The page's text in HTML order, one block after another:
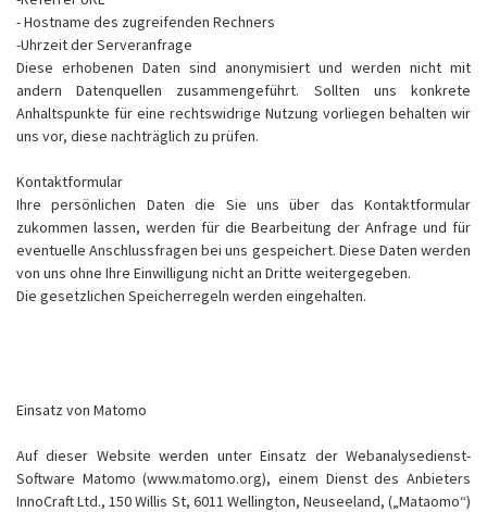
- Hostname des zugreifenden Rechners
-Uhrzeit der Serveranfrage
Diese erhobenen Daten sind anonymisiert und werden nicht mit
andern Datenquellen zusammengeführt. Sollten uns konkrete
Anhaltspunkte für eine rechtswidrige Nutzung vorliegen behalten wir
uns vor, diese nachträglich zu prüfen.
Kontaktformular
Ihre persönlichen Daten die Sie uns über das Kontaktformular
zukommen lassen, werden für die Bearbeitung der Anfrage und für
eventuelle Anschlussfragen bei uns gespeichert. Diese Daten werden
von uns ohne Ihre Einwilligung nicht an Dritte weitergegeben.
Die gesetzlichen Speicherregeln werden eingehalten.
Einsatz von Matomo
Auf dieser Website werden unter Einsatz der Webanalysedienst-
Software Matomo (www.matomo.org), einem Dienst des Anbieters
InnoCraft Ltd., 150 Willis St, 6011 Wellington, Neuseeland, („Mataomo“)